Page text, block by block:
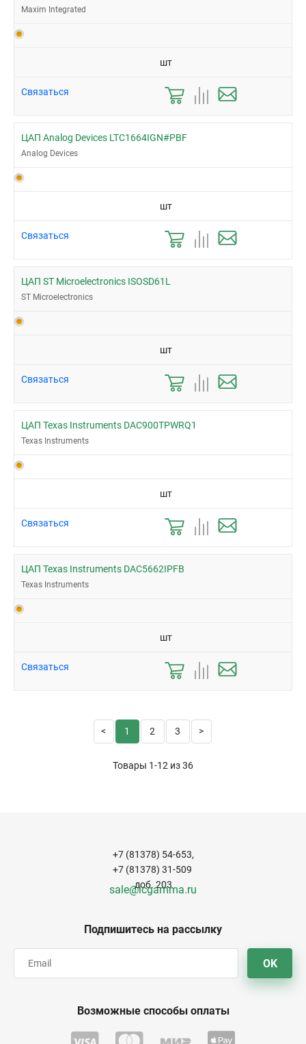
Maxim Integrated
шт
Связаться
ЦАП Analog Devices LTC1664IGN#PBF
Analog Devices
шт
Связаться
ЦАП ST Microelectronics ISOSD61L
ST Microelectronics
шт
Связаться
ЦАП Texas Instruments DAC900TPWRQ1
Texas Instruments
шт
Связаться
ЦАП Texas Instruments DAC5662IPFB
Texas Instruments
шт
Связаться
1 2 3
Товары 1-12 из36
Подпишитесь на рассылку
OK
+7 (81378) 54-653,
+7 (81378) 31-509
доб. 203
sale@icgamma.ru
Возможные способы оплаты